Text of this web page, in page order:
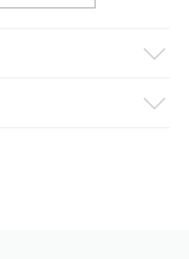
toimituksen
kun